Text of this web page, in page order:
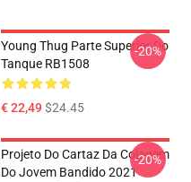
Young Thug Parte Superior Do
Tanque RB1508
€ 22,49$24.45
-20%
Projeto Do Cartaz Da Colagem
Do Jovem Bandido 2021
-20%